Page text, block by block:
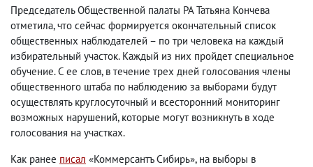
Председатель Общественной палаты РА Татьяна Кончева
отметила, что сейчас формируется окончательный список
общественных наблюдателей – по три человека на каждый
избирательный участок. Каждый из них пройдет специальное
обучение. С ее слов, в течение трех дней голосования члены
общественного штаба по наблюдению за выборами будут
осуществлять круглосуточный и всесторонний мониторинг
возможных нарушений, которые могут возникнуть в ходе
голосования на участках.
Как ранее писал «Коммерсантъ Сибирь», на выборы в